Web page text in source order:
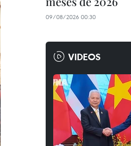
09/08/2026 00:30
VIDEOS